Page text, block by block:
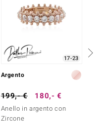
Quantità e dimensione
4 à 2 mm
Taglio Brillante Rotondo
Origine
Australia
Quantità e dimensione
17-23
Argento
199,- € 180,- €
Anello in argento con
Zircone